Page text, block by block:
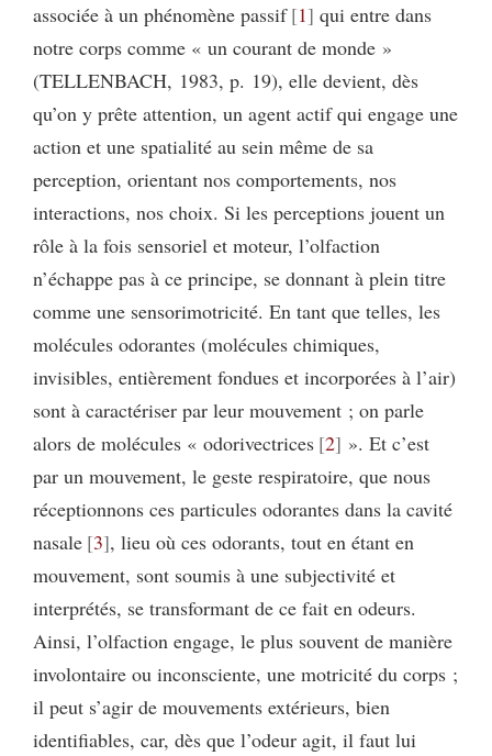
associée à un phénomène passif 1 qui entre dans
notre corps comme « un courant de monde »
(TELLENBACH, 1983, p. 19), elle devient, dès
qu’on y prête attention, un agent actif qui engage une
action et une spatialité au sein même de sa
perception, orientant nos comportements, nos
interactions, nos choix. Si les perceptions jouent un
rôle à la fois sensoriel et moteur, l’olfaction
n’échappe pas à ce principe, se donnant à plein titre
comme une sensorimotricité. En tant que telles, les
molécules odorantes (molécules chimiques,
invisibles, entièrement fondues et incorporées à l’air)
sont à caractériser par leur mouvement ; on parle
alors de molécules « odorivectrices 2 ». Et c’est
par un mouvement, le geste respiratoire, que nous
réceptionnons ces particules odorantes dans la cavité
nasale 3 , lieu où ces odorants, tout en étant en
mouvement, sont soumis à une subjectivité et
interprétés, se transformant de ce fait en odeurs.
Ainsi, l’olfaction engage, le plus souvent de manière
involontaire ou inconsciente, une motricité du corps ;
il peut s’agir de mouvements extérieurs, bien
identifiables, car, dès que l’odeur agit, il faut lui